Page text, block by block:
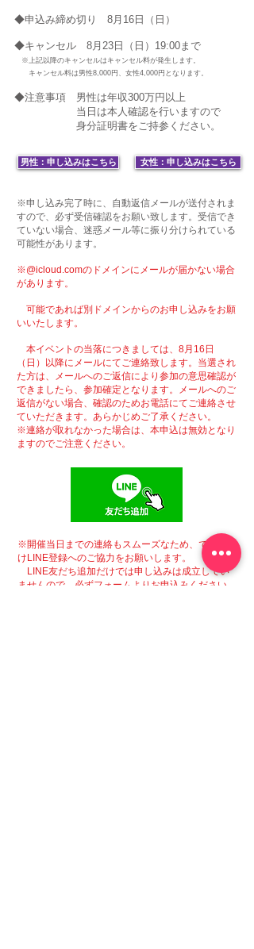
◆申込み締め切り 8月16日（日）
◆キャンセル 8月23日（日）19:00まで
※上記以降のキャンセルはキャンセル料が発生します。
キャンセル料は男性8,000円、女性4,000円となります。
◆注意事項 男性は年収300万円以上
当日は本人確認を行いますので
身分証明書をご持参ください。
男性：申し込みはこちら 女性：申し込みはこちら
※申し込み完了時に、自動返信メールが送付されま
すので、必ず受信確認をお願い致します。受信でき
ていない場合、迷惑メール等に振り分けられている
可能性があります。
※@icloud.comのドメインにメールが届かない場合
があります。
​ ​可能であれば別ドメインからのお申し込みをお願
いいたします。
本イベントの当落につきましては、8月16日
（日）以降にメールにてご連絡致します。当選され
た方は、メールへのご返信により参加の意思確認が
できましたら、参加確定となります。メールへのご
返信がない場合、確認のためお電話にてご連絡させ
ていただきます。あらかじめご了承ください。
※連絡が取れなかった場合は、本申込は無効となり
ますのでご注意ください。
※​開催当日までの連絡もスムーズなため、できるだ
けLINE登録へのご協力をお願いします。
LINE友だち追加だけでは申し込みは成立してい
ませんので、必ずフォームよりお申込みください。